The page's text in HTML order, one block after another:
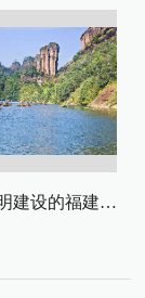
数字生态文明建设的福建路径与启示